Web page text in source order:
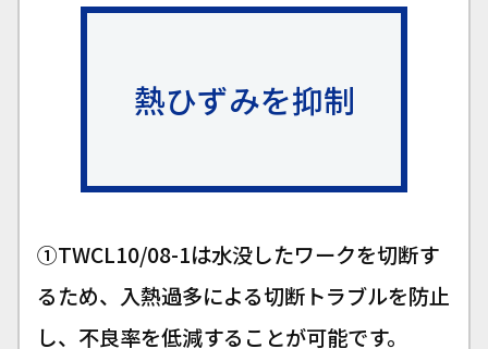
熱ひずみを抑制
①TWCL10/08-1は水没したワークを切断す
るため、入熱過多による切断トラブルを防止
し、不良率を低減することが可能です。